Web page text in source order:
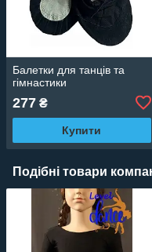
Балетки для танців та
гімнастики
277 ₴
Купити
Подібні товари